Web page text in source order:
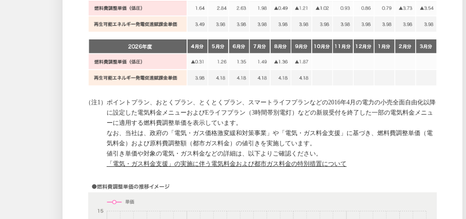
（注1）ポイントプラン、おとくプラン、とくとくプラン、スマートライフプランなどの2016年4月の電力の小売全面自由化以降
に設定した電気料金メニューおよびEライフプラン（3時間帯別電灯）などの新規受付を終了した一部の電気料金メニュ
ーに適用する燃料費調整単価を表示しています。
なお、当社は、政府の「電気・ガス価格激変緩和対策事業」や「電気・ガス料金支援」に基づき、燃料費調整単価（電
気料金）および原料費調整額（都市ガス料金）の値引きを実施しています。
値引き単価や対象の電気・ガス料金などの詳細は、以下よりご確認ください。
「電気・ガス料金支援」の実施に伴う電気料金および都市ガス料金の特別措置について